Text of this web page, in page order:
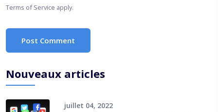
Terms of Service apply.
Post Comment
Nouveaux articles
juillet 04, 2022